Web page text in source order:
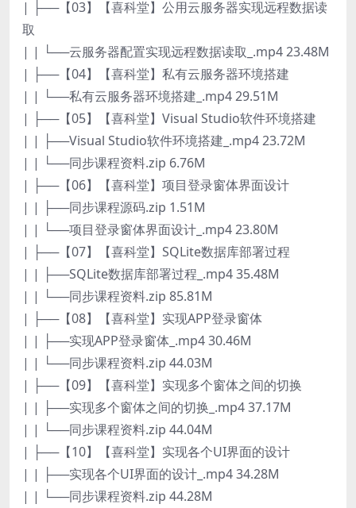
| ├──【03】【喜科堂】公用云服务器实现远程数据读
取
| | └──云服务器配置实现远程数据读取_.mp4 23.48M
| ├──【04】【喜科堂】私有云服务器环境搭建
| | └──私有云服务器环境搭建_.mp4 29.51M
| ├──【05】【喜科堂】Visual Studio软件环境搭建
| | ├──Visual Studio软件环境搭建_.mp4 23.72M
| | └──同步课程资料.zip 6.76M
| ├──【06】【喜科堂】项目登录窗体界面设计
| | ├──同步课程源码.zip 1.51M
| | └──项目登录窗体界面设计_.mp4 23.80M
| ├──【07】【喜科堂】SQLite数据库部署过程
| | ├──SQLite数据库部署过程_.mp4 35.48M
| | └──同步课程资料.zip 85.81M
| ├──【08】【喜科堂】实现APP登录窗体
| | ├──实现APP登录窗体_.mp4 30.46M
| | └──同步课程资料.zip 44.03M
| ├──【09】【喜科堂】实现多个窗体之间的切换
| | ├──实现多个窗体之间的切换_.mp4 37.17M
| | └──同步课程资料.zip 44.04M
| ├──【10】【喜科堂】实现各个UI界面的设计
| | ├──实现各个UI界面的设计_.mp4 34.28M
| | └──同步课程资料.zip 44.28M